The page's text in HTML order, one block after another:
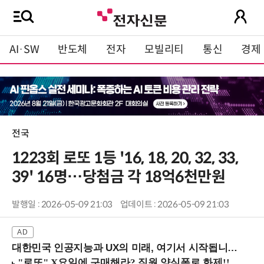
AI·SW 반도체 전자 모빌리티 통신 경제
전국
1223회 로또 1등 '16, 18, 20, 32, 33,
39' 16명…당첨금 각 18억6천만원
발행일 : 2026-05-09 21:03 업데이트 : 2026-05-09 21:03
대한민국 인공지능과 UX의 미래, 여기서 시작됩니다! (9/2 강남역)